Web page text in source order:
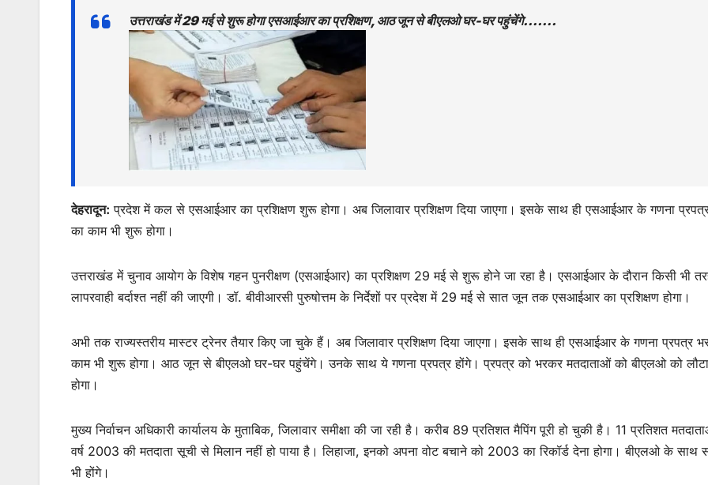
at
c
e
b
o
o
k
itt
er
ai
l
s
s
e
n
g
er
ar
e
उत्तराखंड में 29 मई से शुरू होगा एसआईआर का प्रशिक्षण, आठ जून से बीएलओ घर-घर पहुंचेंगे…….
देहरादून: प्रदेश में कल से एसआईआर का प्रशिक्षण शुरू होगा। अब जिलावार प्रशिक्षण दिया जाएगा। इसके साथ ही एसआईआर के गणना
का काम भी शुरू होगा।
उत्तराखंड में चुनाव आयोग के विशेष गहन पुनरीक्षण (एसआईआर) का प्रशिक्षण 29 मई से शुरू होने जा रहा है। एसआईआर के दौरान किसी भी
लापरवाही बर्दाश्त नहीं की जाएगी। डॉ. बीवीआरसी पुरुषोत्तम के निर्देशों पर प्रदेश में 29 मई से सात जून तक एसआईआर का प्रशिक्षण होगा।
अभी तक राज्यस्तरीय मास्टर ट्रेनर तैयार किए जा चुके हैं। अब जिलावार प्रशिक्षण दिया जाएगा। इसके साथ ही एसआईआर के गणना प्रपत्र
काम भी शुरू होगा। आठ जून से बीएलओ घर-घर पहुंचेंगे। उनके साथ ये गणना प्रपत्र होंगे। प्रपत्र को भरकर मतदाताओं को बीएलओ को
होगा।
मुख्य निर्वाचन अधिकारी कार्यालय के मुताबिक, जिलावार समीक्षा की जा रही है। करीब 89 प्रतिशत मैपिंग पूरी हो चुकी है। 11 प्रतिशत
वर्ष 2003 की मतदाता सूची से मिलान नहीं हो पाया है। लिहाजा, इनको अपना वोट बचाने को 2003 का रिकॉर्ड देना होगा। बीएलओ के साथ
भी होंगे।